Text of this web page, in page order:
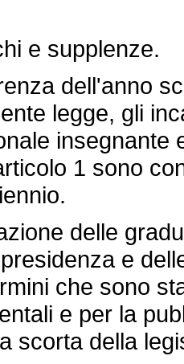
e supplenze.
dell'anno
legge, gli
insegnante
1 sono
delle
e
che sono
e per la
scorta della